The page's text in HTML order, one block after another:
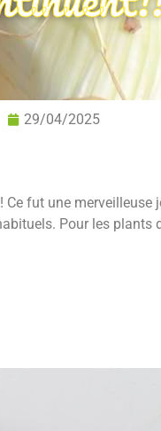
29/04/2025
fut une
Pour les